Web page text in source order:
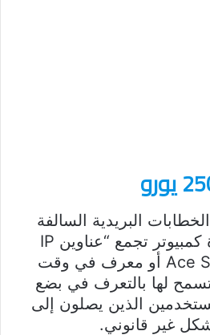
البريدية السالفة
الذكر, أنها تمتلك أداة كمبيوتر تجمع “عناوين IP
المتصلة بقناة Ace Stream أو معرف في وقت
لها بالتعرف في بضع
الذين يصلون إلى
غير قانوني.